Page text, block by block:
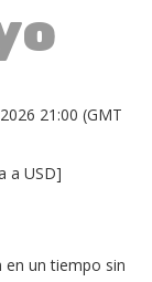
21:00 (GMT
a USD]
en un tiempo sin